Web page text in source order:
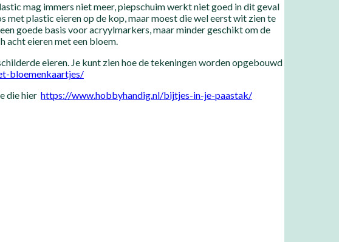
mag immers niet meer, piepschuim werkt niet goed in dit geval
met plastic eieren op de kop, maar moest die wel eerst wit zien te
goede basis voor acryylmarkers, maar minder geschikt om de
acht eieren met een bloem.
eieren. Je kunt zien hoe de tekeningen worden opgebouwd
bloemenkaartjes/
die hier https://www.hobbyhandig.nl/bijtjes-in-je-paastak/